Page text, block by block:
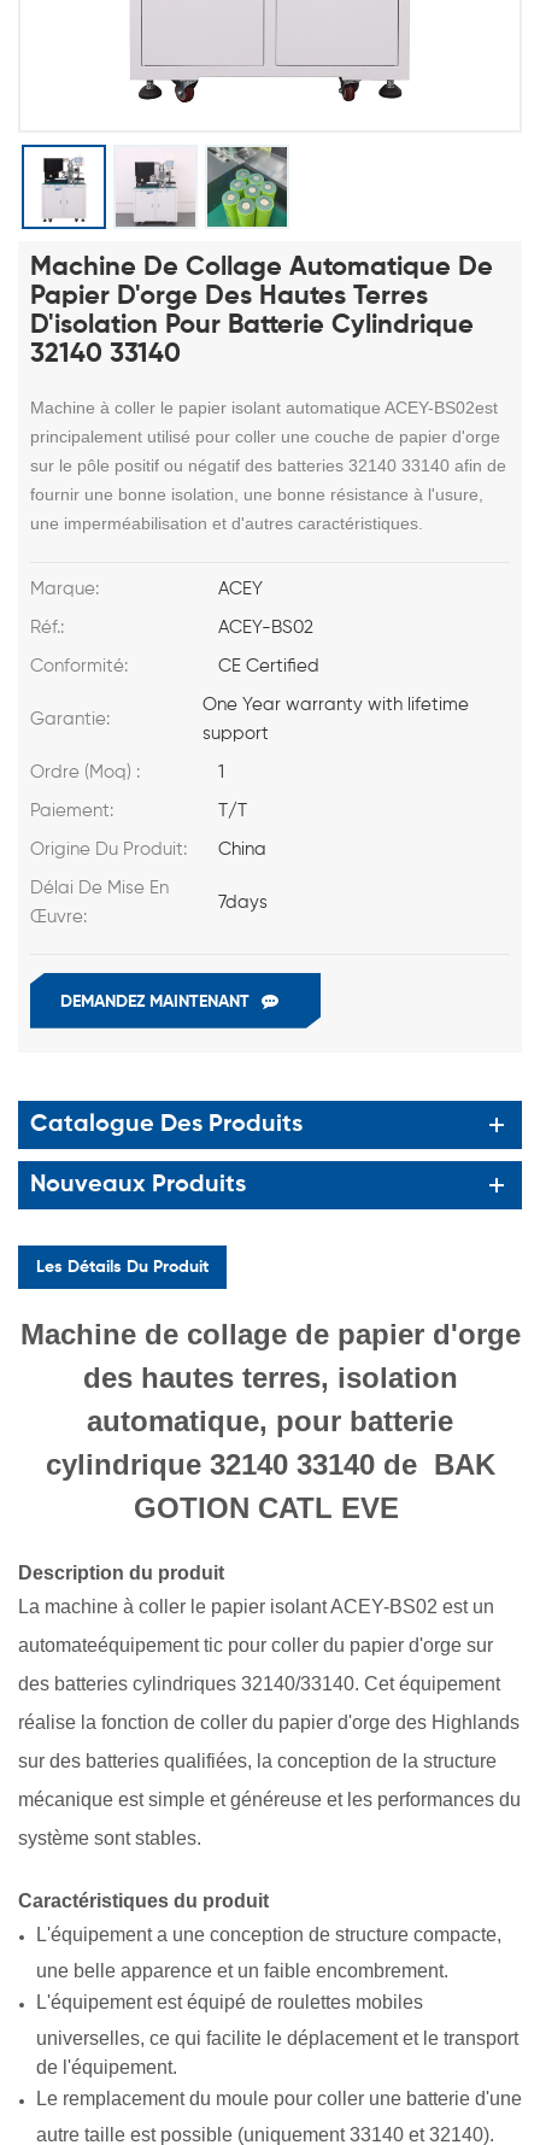
Machine De Collage Automatique De
Papier D'orge Des Hautes Terres
D'isolation Pour Batterie Cylindrique
32140 33140
Machine à coller le papier isolant automatique ACEY-BS02est
principalement utilisé pour coller une couche de papier d'orge
sur le pôle positif ou négatif des batteries 32140 33140 afin de
fournir une bonne isolation, une bonne résistance à l'usure,
une imperméabilisation et d'autres caractéristiques.
Marque: ACEY
Réf.: ACEY-BS02
Conformité: CE Certified
Garantie:
One Year warranty with lifetime
support
Ordre (Moq) : 1
Paiement: T/T
Origine Du Produit: China
Délai De Mise En
Œuvre:
7days
DEMANDEZ MAINTENANT
Catalogue Des Produits
Nouveaux Produits
Les Détails Du Produit
Machine de collage de papier d'orge
des hautes terres, isolation
automatique, pour batterie
cylindrique 32140 33140 de BAK
GOTION CATL EVE
Description du produit
La machine à coller le papier isolant ACEY-BS02 est un
automateéquipement tic pour coller du papier d'orge sur
des batteries cylindriques 32140/33140. Cet équipement
réalise la fonction de coller du papier d'orge des Highlands
sur des batteries qualifiées, la conception de la structure
mécanique est simple et généreuse et les performances du
système sont stables.
Caractéristiques du produit
L'équipement a une conception de structure compacte,
une belle apparence et un faible encombrement.
L'équipement est équipé de roulettes mobiles
universelles, ce qui facilite le déplacement et le transport
de l'équipement.
Le remplacement du moule pour coller une batterie d'une
autre taille est possible (uniquement 33140 et 32140).